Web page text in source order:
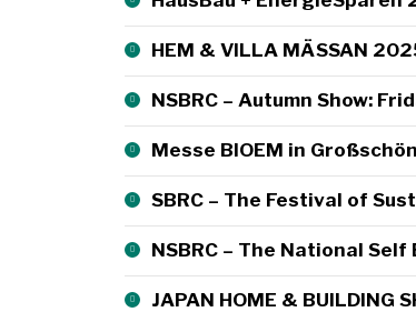
HEM & VILLA MÄSSAN
NSBRC – Autumn Show:
Messe BIOEM in
SBRC – The Festival of
NSBRC – The National
JAPAN HOME &